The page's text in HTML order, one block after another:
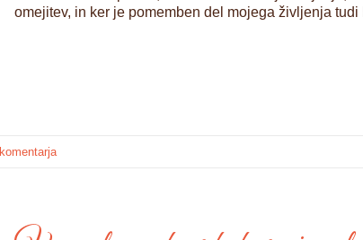
omejitev, in ker je pomemben del mojega življenja tudi